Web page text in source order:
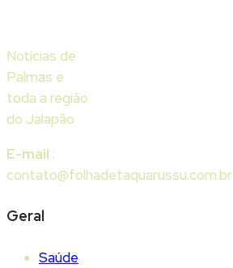
Notícias de
Palmas e
toda a região
do Jalapão
E-mail :
contato@folhadetaquarussu.com.br
Geral
Saúde